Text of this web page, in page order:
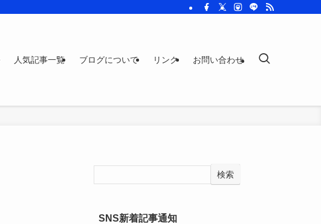
人気記事一覧 ブログについて リンク お問い合わせ
検索
SNS新着記事通知